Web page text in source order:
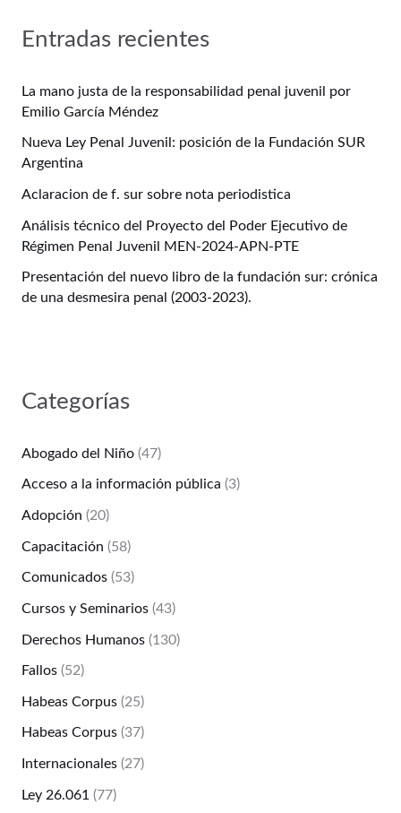
Entradas recientes
La mano justa de la responsabilidad penal juvenil por
Emilio García Méndez
Nueva Ley Penal Juvenil: posición de la Fundación SUR
Argentina
Aclaracion de f. sur sobre nota periodistica
Análisis técnico del Proyecto del Poder Ejecutivo de
Régimen Penal Juvenil MEN-2024-APN-PTE
Presentación del nuevo libro de la fundación sur: crónica
de una desmesira penal (2003-2023).
Categorías
Abogado del Niño(47)
Acceso a la información pública (3)
Adopción (20)
Capacitación (58)
Comunicados(53)
Cursos y Seminarios(43)
Derechos Humanos(130)
Fallos(52)
Habeas Corpus(25)
Habeas Corpus(37)
Internacionales(27)
Ley 26.061 (77)